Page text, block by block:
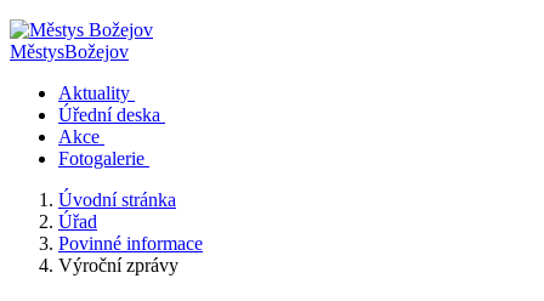
MěstysBožejov
Aktuality
Úřední deska
Akce
Fotogalerie
Úvodní stránka
Úřad
Povinné informace
Výroční zprávy